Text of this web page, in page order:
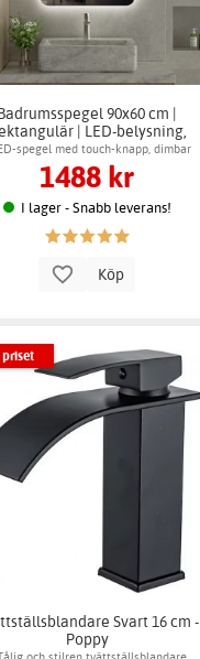
90x60 cm |
| LED-belysning,
& anti-fog | Salerno
spegel med touch-knapp, dimbar
3 ljuslägen & förstoringsspegel
1488 kr
I lager - Snabb leverans!
Köp
priset
Svart 16 cm -
Poppy